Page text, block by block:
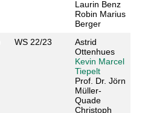
Laurin Benz
Robin Marius
Berger
WS 22/23
Astrid
Ottenhues
Kevin Marcel
Tiepelt
Prof. Dr. Jörn
Müller-
Quade
Christoph